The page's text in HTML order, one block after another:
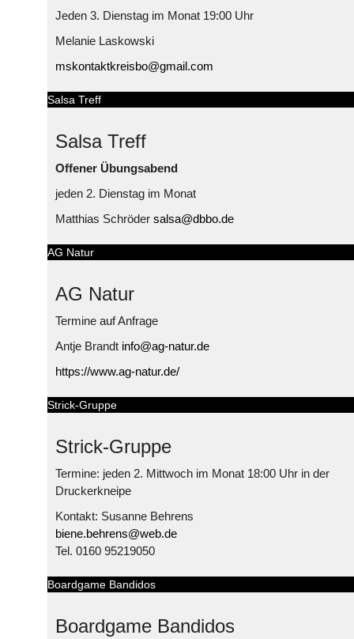
Jeden 3. Dienstag im Monat 19:00 Uhr
Melanie Laskowski
mskontaktkreisbo@gmail.com
Salsa Treff
Salsa Treff
Offener Übungsabend
jeden 2. Dienstag im Monat
Matthias Schröder salsa@dbbo.de
AG Natur
AG Natur
Termine auf Anfrage
Antje Brandt info@ag-natur.de
https://www.ag-natur.de/
Strick-Gruppe
Strick-Gruppe
Termine: jeden 2. Mittwoch im Monat 18:00 Uhr in der
Druckerkneipe
Kontakt: Susanne Behrens
biene.behrens@web.de
Tel. 0160 95219050
Boardgame Bandidos
Boardgame Bandidos